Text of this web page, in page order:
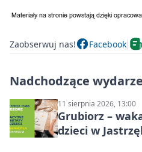
Zaobserwuj nas! Facebook
Nadchodzące
11 sierpnia 2026, 13:00
Grubiorz –
dzieci w